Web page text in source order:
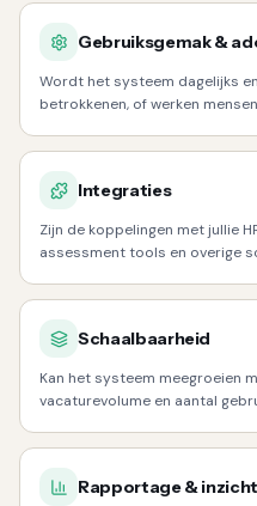
Gebruiksgemak &
Wordt het systeem dagelijks
betrokkenen, of werken
Integraties
Zijn de koppelingen met jullie
assessment tools en overige
Schaalbaarheid
Kan het systeem meegroeien
vacaturevolume en aantal
Rapportage & inzicht